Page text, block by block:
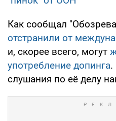
Как сообщал
отстранили от
и, скорее всего, могут
употребление допинга.
слушания по её делу